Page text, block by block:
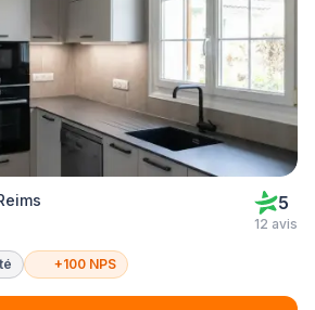
5
12 avis
+100 NPS